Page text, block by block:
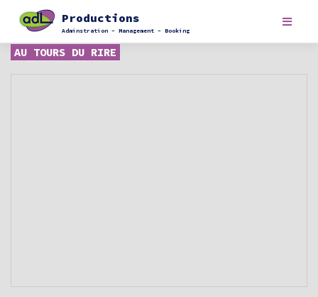
content
Productions
Adminstration – Management – Booking
AU TOURS DU RIRE